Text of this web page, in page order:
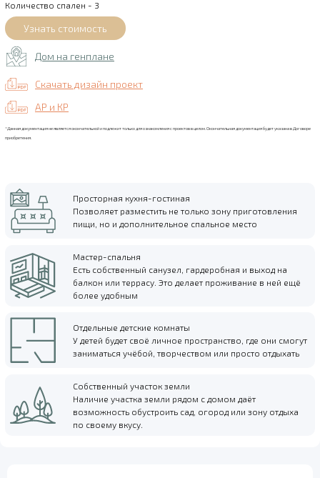
Количество спален - 3
Дом на генплане
Скачать дизайн проект
АР и КР
*Данная документация не является окончательной и подлежит только для ознакомления с проектов в целом. Окончательная документация будет указана в Договоре
приобретения.
Просторная кухня-гостиная
Позволяет разместить не только зону приготовления
пищи, но и дополнительное спальное место
Мастер-спальня
Есть собственный санузел, гардеробная и выход на
балкон или террасу. Это делает проживание в ней ещё
более удобным
Отдельные детские комнаты
У детей будет своё личное пространство, где они смогут
заниматься учёбой, творчеством или просто отдыхать
Собственный участок земли
Наличие участка земли рядом с домом даёт
возможность обустроить сад, огород или зону отдыха
по своему вкусу.